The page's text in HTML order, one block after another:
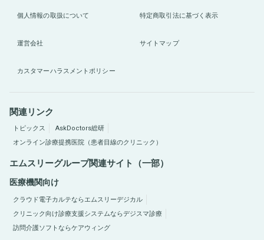
個人情報の取扱について 特定商取引法に基づく表示
運営会社 サイトマップ
カスタマーハラスメントポリシー
関連リンク
トピックス
AskDoctors総研
オンライン診療提携医院（患者目線のクリニック）
エムスリーグループ関連サイト（一部）
医療機関向け
クラウド電子カルテならエムスリーデジカル
クリニック向け診療支援システムならデジスマ診療
訪問介護ソフトならケアウィング